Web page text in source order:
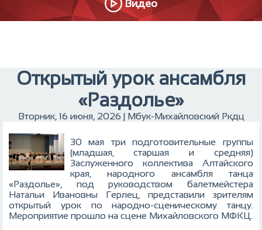
Видео
Открытый урок ансамбля
«Раздолье»
Вторник, 16 июня, 2026 | Мбук-Михайловский Ркдц
30 мая три подготовительные группы
(младшая, старшая и средняя)
Заслуженного коллектива Алтайского
края, народного ансамбля танца
«Раздолье», под руководством балетмейстера
Натальи Ивановны Герлец, представили зрителям
открытый урок по народно-сценическому танцу.
Мероприятие прошло на сцене Михайловского МФКЦ.